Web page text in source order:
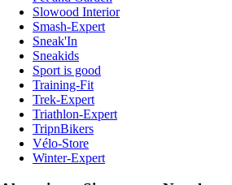
Slowood Interior
Smash-Expert
Sneak'In
Sneakids
Sport is good
Training-Fit
Trek-Expert
Triathlon-Expert
TripnBikers
Vélo-Store
Winter-Expert